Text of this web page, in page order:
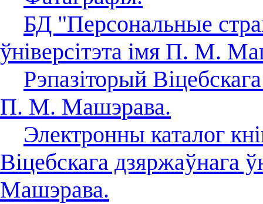
БД "Персональные
ўніверсітэта імя П. М.
Рэпазіторый
П. М. Машэрава.
Электронны каталог
Віцебскага дзяржаўнага
Машэрава.